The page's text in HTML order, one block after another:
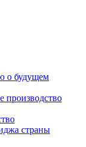
о будущем
производство
страны